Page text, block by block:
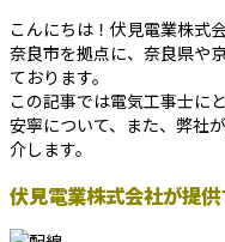
こんにちは！伏見電業株式会
奈良市を拠点に、奈良県や
ております。
この記事では電気工事士に
安寧について、また、弊社
介します。
伏見電業株式会社が提